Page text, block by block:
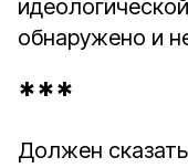
обнаружено и
***
Должен